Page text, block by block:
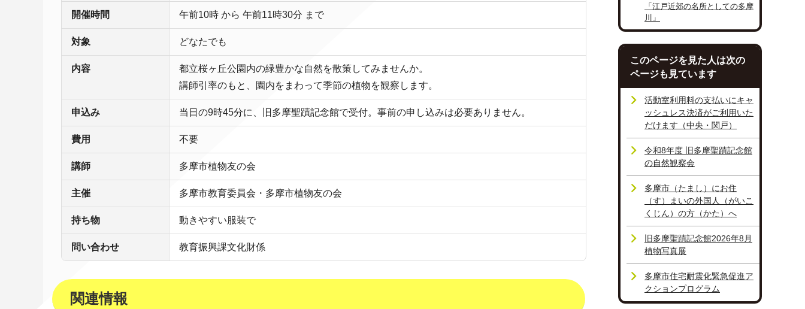
開催時間 午前10時 から 午前11時30分 まで
対象 どなたでも
内容
都立桜ヶ丘公園内の緑豊かな自然を散策してみませんか。
講師引率のもと、園内をまわって季節の植物を観察します。
申込み 当日の9時45分に、旧多摩聖蹟記念館で受付。事前の申し込みは必要ありません。
費用 不要
講師 多摩市植物友の会
主催 多摩市教育委員会・多摩市植物友の会
持ち物 動きやすい服装で
問い合わせ 教育振興課文化財係
関連情報
「江戸近郊の名所としての多摩
川」
このページを見た人は次の
ページも見ています
活動室利用料の支払いにキャ
ッシュレス決済がご利用いた
だけます（中央・関戸）
令和8年度 旧多摩聖蹟記念館
の自然観察会
多摩市（たまし）にお住
（す）まいの外国人（がいこ
くじん）の方（かた）へ
旧多摩聖蹟記念館2026年8月
植物写真展
多摩市住宅耐震化緊急促進ア
クションプログラム